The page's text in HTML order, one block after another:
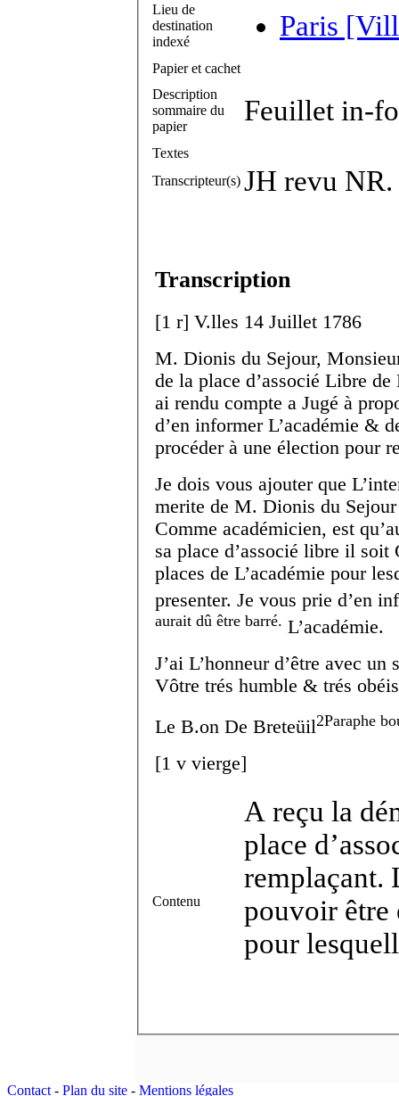
Lieu de
destination
indexé
Paris
Papier et cachet
Description
sommaire du
papier
Feuillet in-
Textes
Transcripteur(s) JH revu NR.
Transcription
[1 r] V.lles 14 Juillet 1786
M. Dionis du Sejour,
de la place d’associé Libre
ai rendu compte a Jugé à
d’en informer L’académie &
procéder à une élection pour
Je dois vous ajouter que
merite de M. Dionis du
Comme académicien, est
sa place d’associé libre il soit
places de L’académie pour
presenter. Je vous prie d’en
aurait dû être barré. L’académie.
J’ai L’honneur d’être avec
Vôtre trés humble & trés
Le B.on De Breteüil2Paraphe
[1 v vierge]
Contenu
A reçu la
place
remplaçant.
pouvoir être
pour
Contact - Plan du site - Mentions légales